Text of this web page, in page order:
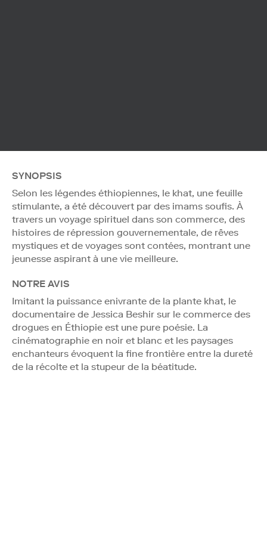
SYNOPSIS
Selon les légendes éthiopiennes, le khat, une feuille
stimulante, a été découvert par des imams soufis. À
travers un voyage spirituel dans son commerce, des
histoires de répression gouvernementale, de rêves
mystiques et de voyages sont contées, montrant une
jeunesse aspirant à une vie meilleure.
NOTRE AVIS
Imitant la puissance enivrante de la plante khat, le
documentaire de Jessica Beshir sur le commerce des
drogues en Éthiopie est une pure poésie. La
cinématographie en noir et blanc et les paysages
enchanteurs évoquent la fine frontière entre la dureté
de la récolte et la stupeur de la béatitude.